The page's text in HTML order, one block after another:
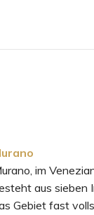
im
aus sieben
Gebiet fast